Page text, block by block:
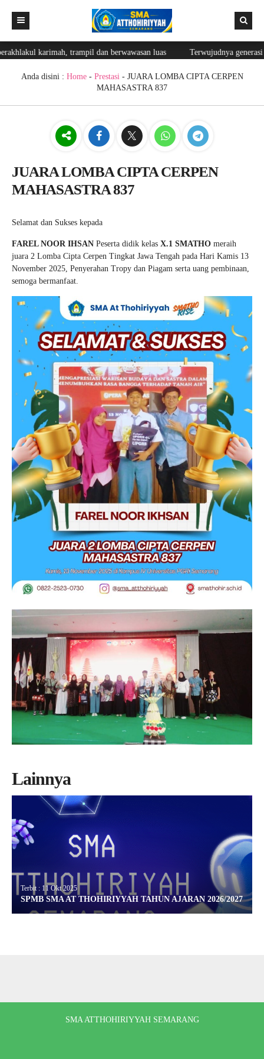
Beranda
Berita
Ekskul
GTK
Video
Siswa
Alumni
Materi + Tugas
Download
Login Web
Login Email
karimah, trampil dan berwawasan luas Terwujudnya generasi
Anda disini : Home- Prestasi- JUARA LOMBA CIPTA CERPEN
MAHASASTRA 837
JUARA LOMBA CIPTA CERPEN
MAHASASTRA 837
Selamat dan Sukses kepada
FAREL NOOR IHSAN Peserta didik kelas X.1 SMATHO meraih
juara 2 Lomba Cipta Cerpen Tingkat Jawa Tengah pada Hari Kamis 13
November 2025, Penyerahan Tropy dan Piagam serta uang pembinaan,
semoga bermanfaat.
Lainnya
Terbit : 11 Okt 2025
SPMB SMA AT THOHIRIYYAH TAHUN AJARAN 2026/2027
SMA ATTHOHIRIYYAH SEMARANG